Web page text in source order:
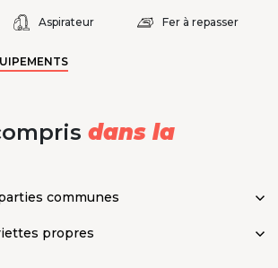
Aspirateur Fer à repasser
dans la
communes
propres